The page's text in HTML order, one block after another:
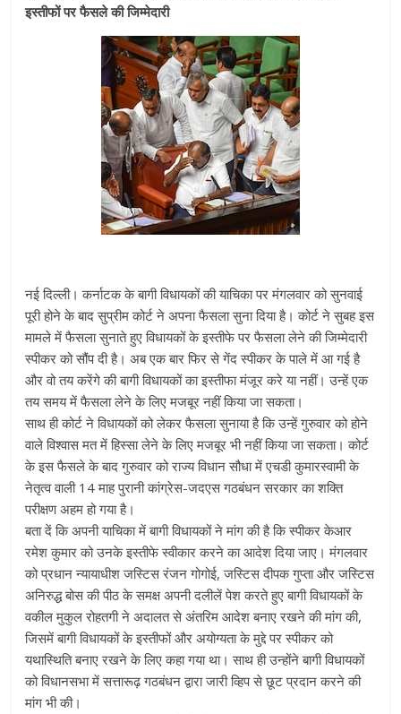
इस्तीफों पर फैसले की जिम्मेदारी
नई दिल्ली। कर्नाटक के बागी विधायकों की याचिका पर मंगलवार को सुनवाई
पूरी होने के बाद सुप्रीम कोर्ट ने अपना फैसला सुना दिया है। कोर्ट ने सुबह इस
मामले में फैसला सुनाते हुए विधायकों के इस्तीफे पर फैसला लेने की जिम्मेदारी
स्पीकर को सौंप दी है। अब एक बार फिर से गेंद स्पीकर के पाले में आ गई है
और वो तय करेंगे की बागी विधायकों का इस्तीफा मंजूर करे या नहीं। उन्हें एक
तय समय में फैसला लेने के लिए मजबूर नहीं किया जा सकता।
साथ ही कोर्ट ने विधायकों को लेकर फैसला सुनाया है कि उन्हें गुरुवार को होने
वाले विश्वास मत में हिस्सा लेने के लिए मजबूर भी नहीं किया जा सकता। कोर्ट
के इस फैसले के बाद गुरुवार को राज्य विधान सौधा में एचडी कुमारस्वामी के
नेतृत्व वाली 14 माह पुरानी कांग्रेस-जदएस गठबंधन सरकार का शक्ति
परीक्षण अहम हो गया है।
बता दें कि अपनी याचिका में बागी विधायकों ने मांग की है कि स्पीकर केआर
रमेश कुमार को उनके इस्तीफे स्वीकार करने का आदेश दिया जाए। मंगलवार
को प्रधान न्यायाधीश जस्टिस रंजन गोगोई, जस्टिस दीपक गुप्ता और जस्टिस
अनिरुद्ध बोस की पीठ के समक्ष अपनी दलीलें पेश करते हुए बागी विधायकों के
वकील मुकुल रोहतगी ने अदालत से अंतरिम आदेश बनाए रखने की मांग की,
जिसमें बागी विधायकों के इस्तीफों और अयोग्यता के मुद्दे पर स्पीकर को
यथास्थिति बनाए रखने के लिए कहा गया था। साथ ही उन्होंने बागी विधायकों
को विधानसभा में सत्तारूढ़ गठबंधन द्वारा जारी व्हिप से छूट प्रदान करने की
मांग भी की।